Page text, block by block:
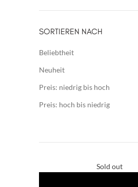
SORTIEREN NACH
Beliebtheit
Neuheit
Preis: niedrig bis hoch
Preis: hoch bis niedrig
Sold out